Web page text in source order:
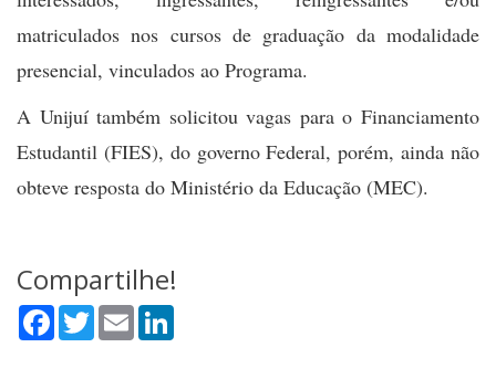
matriculados nos cursos de graduação da modalidade
presencial, vinculados ao Programa.
A Unijuí também solicitou vagas para o Financiamento
Estudantil (FIES), do governo Federal, porém, ainda não
obteve resposta do Ministério da Educação (MEC).
Compartilhe!
Facebook
TwitterEmail